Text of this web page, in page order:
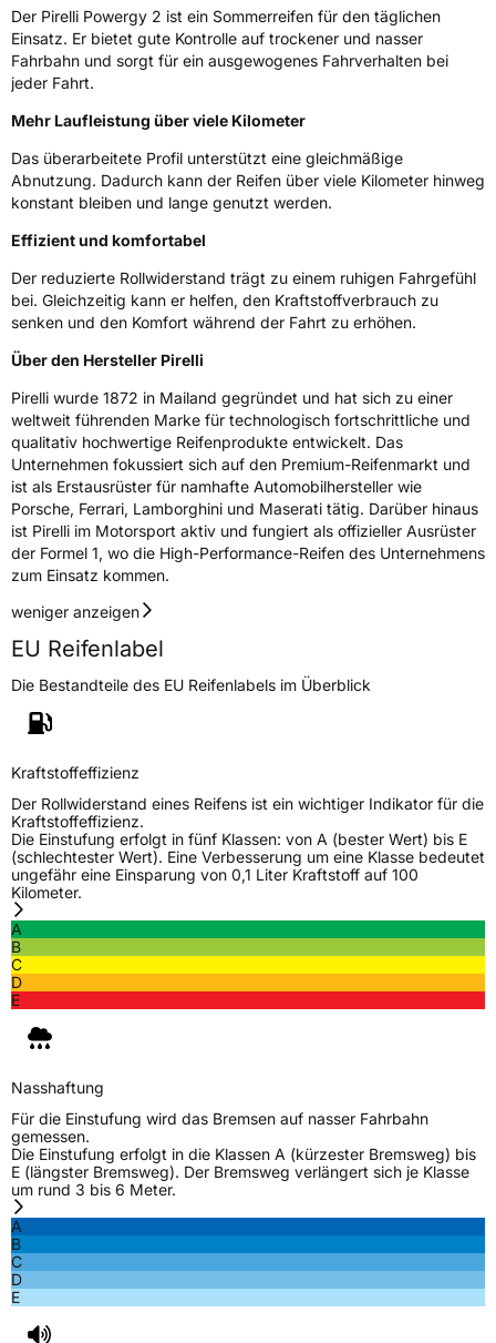
Weitere Eigenschaften
Schlauchtyp TL
VerstärktXL
FelgenschutzMFS
EU Label
EffizienzB
Rollgeräusch (Klasse)B
Rollgeräusch (dB)73
FahrzeugklasseC1
3PMSF / Schneeflockensymbol / Alpine-Symbol
Eisgrip Nein
EPREL ID2431583
consumer.support@pirelli.com
Der Pirelli Powergy 2 ist ein Sommerreifen für den täglichen
Einsatz. Er bietet gute Kontrolle auf trockener und nasser
Fahrbahn und sorgt für ein ausgewogenes Fahrverhalten bei
jeder Fahrt.
Mehr Laufleistung über viele Kilometer
Das überarbeitete Profil unterstützt eine gleichmäßige
Abnutzung. Dadurch kann der Reifen über viele Kilometer hinweg
konstant bleiben und lange genutzt werden.
Effizient und komfortabel
Der reduzierte Rollwiderstand trägt zu einem ruhigen Fahrgefühl
bei. Gleichzeitig kann er helfen, den Kraftstoffverbrauch zu
senken und den Komfort während der Fahrt zu erhöhen.
Über den Hersteller Pirelli
Pirelli wurde 1872 in Mailand gegründet und hat sich zu einer
weltweit führenden Marke für technologisch fortschrittliche und
qualitativ hochwertige Reifenprodukte entwickelt. Das
Unternehmen fokussiert sich auf den Premium-Reifenmarkt und
ist als Erstausrüster für namhafte Automobilhersteller wie
Porsche, Ferrari, Lamborghini und Maserati tätig. Darüber hinaus
ist Pirelli im Motorsport aktiv und fungiert als offizieller Ausrüster
der Formel 1, wo die High-Performance-Reifen des Unternehmens
zum Einsatz kommen.
weniger anzeigen
EU Reifenlabel
Die Bestandteile des EU Reifenlabels im Überblick
Kraftstoffeffizienz
Der Rollwiderstand eines Reifens ist ein wichtiger Indikator für die
Kraftstoffeffizienz.
Die Einstufung erfolgt in fünf Klassen: von A (bester Wert) bis E
(schlechtester Wert). Eine Verbesserung um eine Klasse bedeutet
ungefähr eine Einsparung von 0,1 Liter Kraftstoff auf 100
Kilometer.
A
B
C
D
E
Nasshaftung
Für die Einstufung wird das Bremsen auf nasser Fahrbahn
gemessen.
Die Einstufung erfolgt in die Klassen A (kürzester Bremsweg) bis
E (längster Bremsweg). Der Bremsweg verlängert sich je Klasse
um rund 3 bis 6 Meter.
A
B
C
D
E